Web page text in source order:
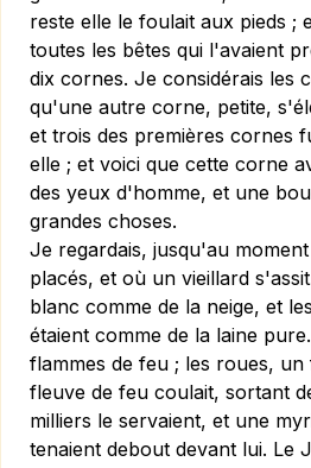
reste elle le foulait aux pieds ;
toutes les bêtes qui l'avaient
dix cornes. Je considérais les
qu'une autre corne, petite,
et trois des premières cornes
elle ; et voici que cette corne
des yeux d'homme, et une
grandes choses.
Je regardais, jusqu'au
placés, et où un vieillard
blanc comme de la neige, et
étaient comme de la laine
flammes de feu ; les roues,
fleuve de feu coulait, sortant
milliers le servaient, et une
tenaient debout devant lui. Le